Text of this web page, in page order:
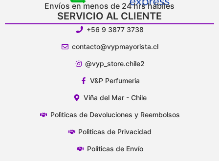
Envíos en menos de 24 hrs hábiles
SERVICIO AL CLIENTE
+56 9 3877 3738
contacto@vypmayorista.cl
@vyp_store.chile2
V&P Perfumeria
Viña del Mar - Chile
Polìticas de Devoluciones y Reembolsos
Polìticas de Privacidad
Polìticas de Envío